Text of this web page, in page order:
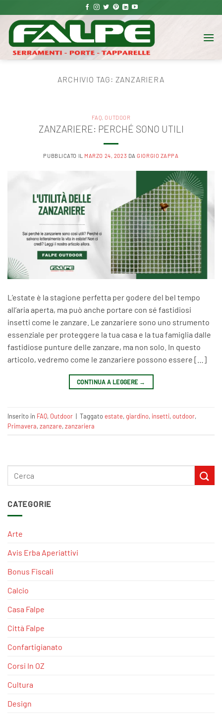
ai
contenuti
ARCHIVIO TAG: ZANZARIERA
CATEGORIE
Arte
Avis Erba Aperiattivi
Bonus Fiscali
Calcio
Casa Falpe
Città Falpe
Confartigianato
Corsi In OZ
Cultura
Design
FAQ, OUTDOOR
ZANZARIERE: PERCHÉ SONO UTILI
PUBBLICATO IL MARZO 24, 2023 DAGIORGIO ZAPPA
L’estate è la stagione perfetta per godere del bel tempo
all’aria aperta, ma può anche portare con sé fastidiosi
insetti come le zanzare. Le zanzariere sono uno strumento
essenziale per proteggere la tua casa e la tua famiglia dalle
fastidiose punture delle zanzare, ma non solo. In questo
articolo, vedremo come le zanzariere possono essere […]
CONTINUA A LEGGERE →
Inserito in FAQ, Outdoor | Taggatoestate,giardino, insetti,outdoor,
Primavera,zanzare,zanzariera